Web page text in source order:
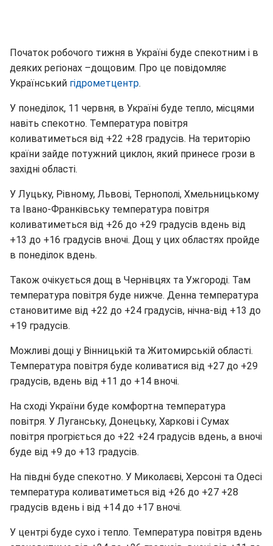
Початок робочого тижня в Україні буде спекотним і в
деяких регіонах –дощовим. Про це повідомляє
Український гідрометцентр.
У понеділок, 11 червня, в Україні буде тепло, місцями
навіть спекотно. Температура повітря
коливатиметься від +22 +28 градусів. На територію
країни зайде потужний циклон, який принесе грози в
західні області.
У Луцьку, Рівному, Львові, Тернополі, Хмельницькому
та Івано-Франківську температура повітря
коливатиметься від +26 до +29 градусів вдень від
+13 до +16 градусів вночі. Дощ у цих областях пройде
в понеділок вдень.
Також очікується дощ в Чернівцях та Ужгороді. Там
температура повітря буде нижче. Денна температура
становитиме від +22 до +24 градусів, нічна-від +13 до
+19 градусів.
Можливі дощі у Вінницькій та Житомирській області.
Температура повітря буде коливатися від +27 до +29
градусів, вдень від +11 до +14 вночі.
На сході України буде комфортна температура
повітря. У Луганську, Донецьку, Харкові і Сумах
повітря прогріється до +22 +24 градусів вдень, а вночі
буде від +9 до +13 градусів.
На півдні буде спекотно. У Миколаєві, Херсоні та Одесі
температура коливатиметься від +26 до +27 +28
градусів вдень і від +14 до +17 вночі.
У центрі буде сухо і тепло. Температура повітря вдень